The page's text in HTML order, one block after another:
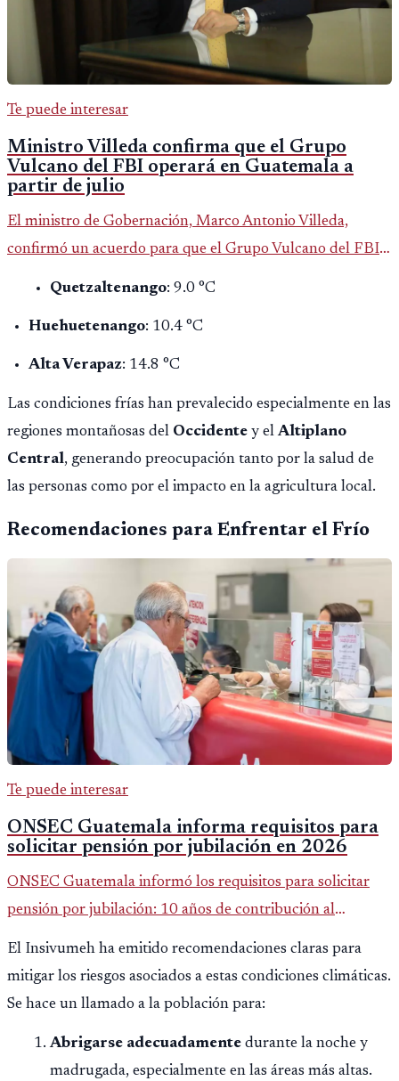
Te puede interesar
Ministro Villeda confirma que el Grupo
Vulcano del FBI operará en Guatemala a
partir de julio
El ministro de Gobernación, Marco Antonio Villeda,
confirmó un acuerdo para que el Grupo Vulcano del FBI
opere en Guatemala a partir de julio, tras un intento
Público.
Quetzaltenango: 9.0 °C
Huehuetenango: 10.4 °C
Alta Verapaz: 14.8 °C
Las condiciones frías han prevalecido especialmente en las
regiones montañosas del Occidente y elAltiplano
Central, generando preocupación tanto por la salud de
las personas como por el impacto en la agricultura local.
Recomendaciones para Enfrentar el Frío
Te puede interesar
ONSEC Guatemala informa requisitos para
solicitar pensión por jubilación en 2026
ONSEC Guatemala informó los requisitos para solicitar
pensión por jubilación: 10 años de contribución al
Montepío y 50 años de edad, o 20 años de servicio sin
importar edad.
El Insivumeh ha emitido recomendaciones claras para
mitigar los riesgos asociados a estas condiciones climáticas.
Se hace un llamado a la población para:
Abrigarse adecuadamente durante la noche y
madrugada, especialmente en las áreas más altas.